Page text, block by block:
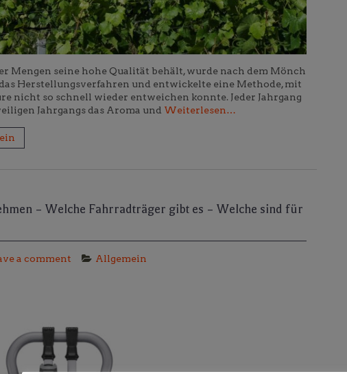
Mengen seine hohe Qualität behält, wurde nach dem Mönch
Herstellungsverfahren und entwickelte eine Methode, mit
nicht so schnell wieder entweichen konnte. Jeder Jahrgang
Jahrgangs das Aroma und Weiterlesen…
– Welche Fahrradträger gibt es – Welche sind für
a comment Allgemein